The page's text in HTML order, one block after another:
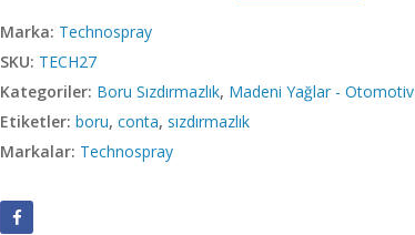
Marka: Technospray
SKU: TECH27
Kategoriler: Boru Sızdırmazlık, Madeni Yağlar - Otomotiv
Etiketler: boru, conta, sızdırmazlık
Markalar: Technospray